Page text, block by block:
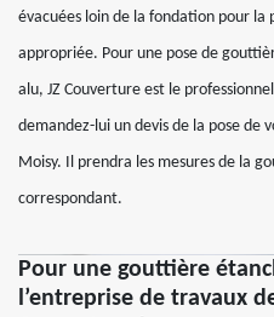
évacuées loin de la fondation pour
appropriée. Pour une pose de
alu, JZ Couverture est le
demandez-lui un devis de la pose de
Moisy. Il prendra les mesures de la
correspondant.
Pour une gouttière
l’entreprise de travaux